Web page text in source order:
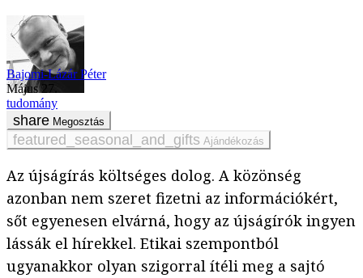
Bajomi-Lázár Péter
május 27.
tudomány
Megosztás
Ajándékozás
Az újságírás költséges dolog. A közönség
azonban nem szeret fizetni az információkért,
sőt egyenesen elvárná, hogy az újságírók ingyen
lássák el hírekkel. Etikai szempontból
ugyanakkor olyan szigorral ítéli meg a sajtó